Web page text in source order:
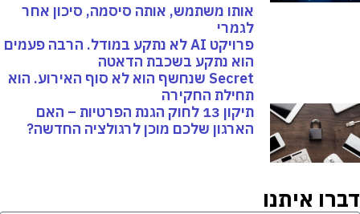
אותו משתמש, אותה סיסמה, סיכון אחר
לגמרי
פרויקט AI לא נתקע במודל. הרבה פעמים
הוא נתקע בשכבת הדאטה
Secret שנחשף הוא לא סוף האירוע. הוא
תחילת החקירה
תיקון 13 לחוק הגנת הפרטיות – האם
הארגון שלכם מוכן לרגולציה החדשה?
דברו איתנו